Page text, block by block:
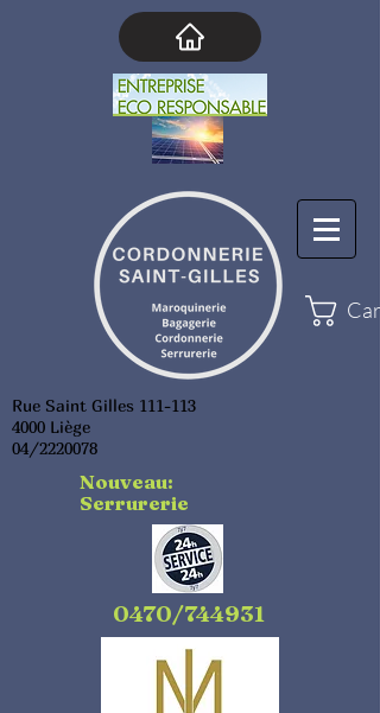
Cart
Rue Saint Gilles 111-113
4000 Liège
04/2220078
Nouveau:
Serrurerie
0470/744931